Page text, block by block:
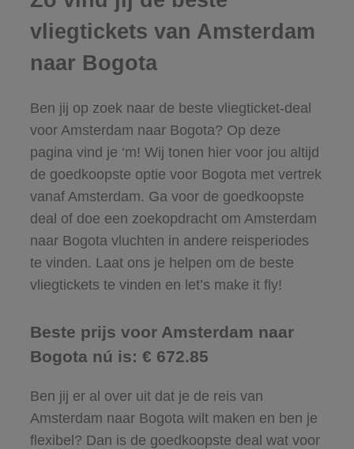
vliegtickets van Amsterdam
naar Bogota
Ben jij op zoek naar de beste vliegticket-deal
voor Amsterdam naar Bogota? Op deze
pagina vind je ‘m! Wij tonen hier voor jou altijd
de goedkoopste optie voor Bogota met vertrek
vanaf Amsterdam. Ga voor de goedkoopste
deal of doe een zoekopdracht om Amsterdam
naar Bogota vluchten in andere reisperiodes
te vinden. Laat ons je helpen om de beste
vliegtickets te vinden en let’s make it fly!
Beste prijs voor Amsterdam naar
Bogota nú is: € 672.85
Ben jij er al over uit dat je de reis van
Amsterdam naar Bogota wilt maken en ben je
flexibel? Dan is de goedkoopste deal wat voor